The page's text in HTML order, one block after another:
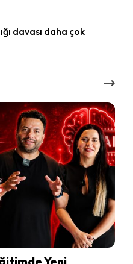
davası daha çok